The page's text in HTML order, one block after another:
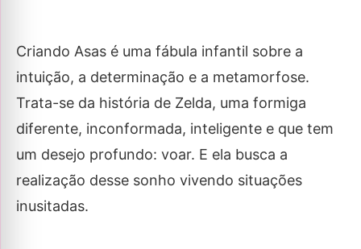
Criando Asas é uma fábula infantil sobre a
intuição, a determinação e a metamorfose.
Trata-se da história de Zelda, uma formiga
diferente, inconformada, inteligente e que tem
um desejo profundo: voar. E ela busca a
realização desse sonho vivendo situações
inusitadas.